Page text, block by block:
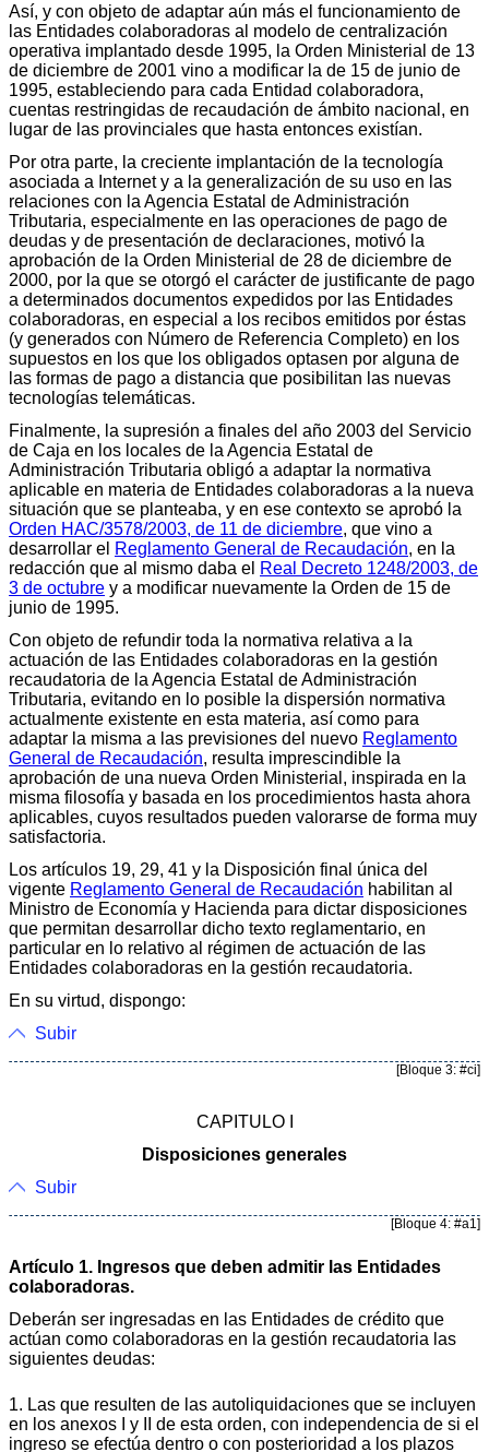
Así, y con objeto de adaptar aún más el funcionamiento de
las Entidades colaboradoras al modelo de centralización
operativa implantado desde 1995, la Orden Ministerial de 13
de diciembre de 2001 vino a modificar la de 15 de junio de
1995, estableciendo para cada Entidad colaboradora,
cuentas restringidas de recaudación de ámbito nacional, en
lugar de las provinciales que hasta entonces existían.
Por otra parte, la creciente implantación de la tecnología
asociada a Internet y a la generalización de su uso en las
relaciones con la Agencia Estatal de Administración
Tributaria, especialmente en las operaciones de pago de
deudas y de presentación de declaraciones, motivó la
aprobación de la Orden Ministerial de 28 de diciembre de
2000, por la que se otorgó el carácter de justificante de pago
a determinados documentos expedidos por las Entidades
colaboradoras, en especial a los recibos emitidos por éstas
(y generados con Número de Referencia Completo) en los
supuestos en los que los obligados optasen por alguna de
las formas de pago a distancia que posibilitan las nuevas
tecnologías telemáticas.
Finalmente, la supresión a finales del año 2003 del Servicio
de Caja en los locales de la Agencia Estatal de
Administración Tributaria obligó a adaptar la normativa
aplicable en materia de Entidades colaboradoras a la nueva
situación que se planteaba, y en ese contexto se aprobó la
Orden HAC/3578/2003, de 11 de diciembre, que vino a
desarrollar el Reglamento General de Recaudación, en la
redacción que al mismo daba el Real Decreto 1248/2003, de
3 de octubre y a modificar nuevamente la Orden de 15 de
junio de 1995.
Con objeto de refundir toda la normativa relativa a la
actuación de las Entidades colaboradoras en la gestión
recaudatoria de la Agencia Estatal de Administración
Tributaria, evitando en lo posible la dispersión normativa
actualmente existente en esta materia, así como para
adaptar la misma a las previsiones del nuevo Reglamento
General de Recaudación, resulta imprescindible la
aprobación de una nueva Orden Ministerial, inspirada en la
misma filosofía y basada en los procedimientos hasta ahora
aplicables, cuyos resultados pueden valorarse de forma muy
satisfactoria.
Los artículos 19, 29, 41 y la Disposición final única del
vigente Reglamento General de Recaudación habilitan al
Ministro de Economía y Hacienda para dictar disposiciones
que permitan desarrollar dicho texto reglamentario, en
particular en lo relativo al régimen de actuación de las
Entidades colaboradoras en la gestión recaudatoria.
En su virtud, dispongo:
Subir
[Bloque 3: #ci]
CAPITULO I
Disposiciones generales
Subir
[Bloque 4: #a1]
Artículo 1. Ingresos que deben admitir las Entidades
colaboradoras.
Deberán ser ingresadas en las Entidades de crédito que
actúan como colaboradoras en la gestión recaudatoria las
siguientes deudas:
1. Las que resulten de las autoliquidaciones que se incluyen
en los anexos I y II de esta orden, con independencia de si el
ingreso se efectúa dentro o con posterioridad a los plazos